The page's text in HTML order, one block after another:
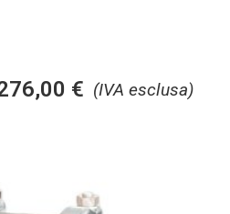
(IVA esclusa)
€